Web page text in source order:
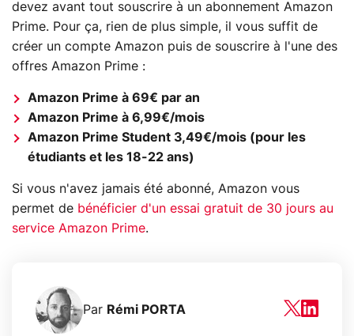
devez avant tout souscrire à un abonnement Amazon
Prime. Pour ça, rien de plus simple, il vous suffit de
créer un compte Amazon puis de souscrire à l'une des
offres Amazon Prime :
Amazon Prime à 69€ par an
Amazon Prime à 6,99€/mois
Amazon Prime Student 3,49€/mois (pour les
étudiants et les 18-22 ans)
Si vous n'avez jamais été abonné, Amazon vous
permet de bénéficier d'un essai gratuit de 30 jours au
service Amazon Prime.
Par Rémi PORTA